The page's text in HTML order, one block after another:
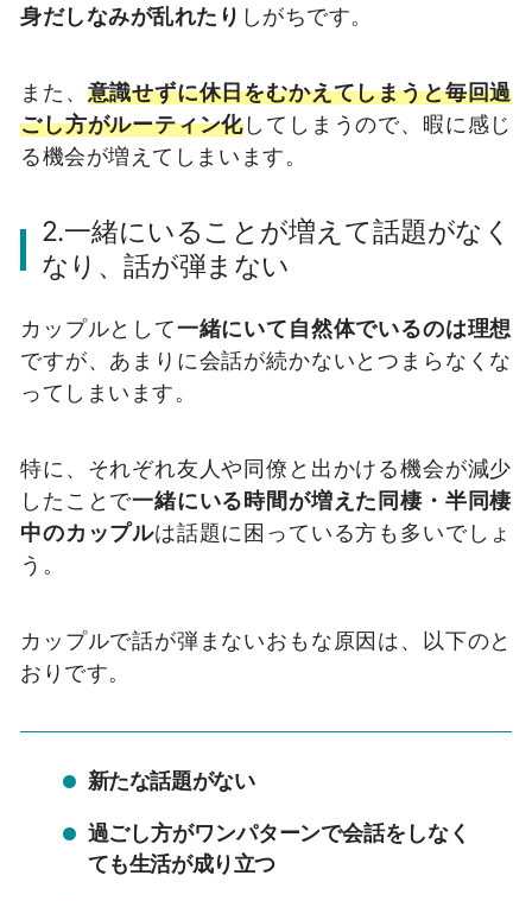
身だしなみが乱れたり しがちです。
また、 意識せずに休日をむかえてしまうと毎回過
ごし方がルーティン化してしまうので、暇に感じ
る機会が増えてしまいます。
2.一緒にいることが増えて話題がなく
なり、話が弾まない
カップルとして一緒にいて自然体でいるのは理想
ですが、あまりに会話が続かないとつまらなくな
ってしまいます。
特に、それぞれ友人や同僚と出かける機会が減少
したことで一緒にいる時間が増えた同棲・半同棲
中のカップルは話題に困っている方も多いでしょ
う。
カップルで話が弾まないおもな原因は、以下のと
おりです。
新たな話題がない
過ごし方がワンパターンで会話をしなく
ても生活が成り立つ